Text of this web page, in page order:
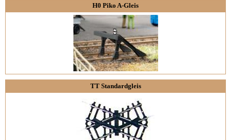
H0 Piko A-Gleis
TT Standardgleis